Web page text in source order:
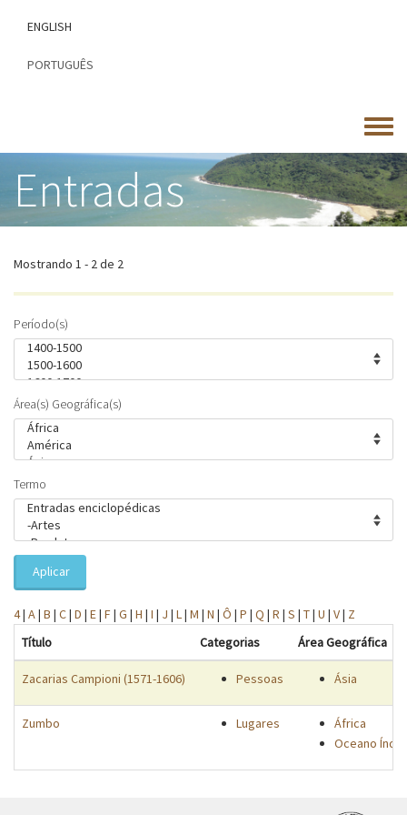
conteúdo
ENGLISH
PORTUGUÊS
Toggle
menu
Entradas
Mostrando 1 - 2 de 2
Período(s)
Área(s) Geográfica(s)
Termo
Aplicar
4| A| B | C| D | E| F| G | H | I | J | L| M | N | Ô | P | Q | R | S | T| U | V| Z
Título
Categorias Área Geográfica
Zacarias Campioni (1571-1606) Pessoas Ásia
Zumbo Lugares
África
Oceano